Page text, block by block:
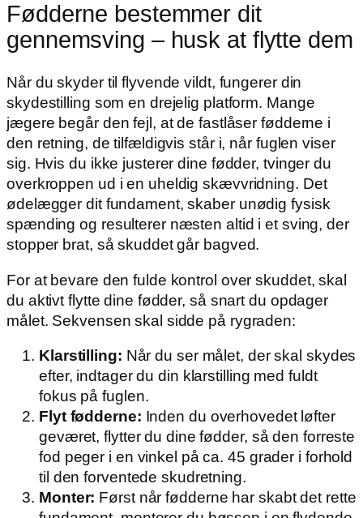
Fødderne bestemmer dit
gennemsving – husk at flytte dem
Når du skyder til flyvende vildt, fungerer din
skydestilling som en drejelig platform. Mange
jægere begår den fejl, at de fastlåser fødderne i
den retning, de tilfældigvis står i, når fuglen viser
sig. Hvis du ikke justerer dine fødder, tvinger du
overkroppen ud i en uheldig skævvridning. Det
ødelægger dit fundament, skaber unødig fysisk
spænding og resulterer næsten altid i et sving, der
stopper brat, så skuddet går bagved.
For at bevare den fulde kontrol over skuddet, skal
du aktivt flytte dine fødder, så snart du opdager
målet. Sekvensen skal sidde på rygraden:
Klarstilling: Når du ser målet, der skal skydes
efter, indtager du din klarstilling med fuldt
fokus på fuglen.
Flyt fødderne: Inden du overhovedet løfter
geværet, flytter du dine fødder, så den forreste
fod peger i en vinkel på ca. 45 grader i forhold
til den forventede skudretning.
Monter: Først når fødderne har skabt det rette